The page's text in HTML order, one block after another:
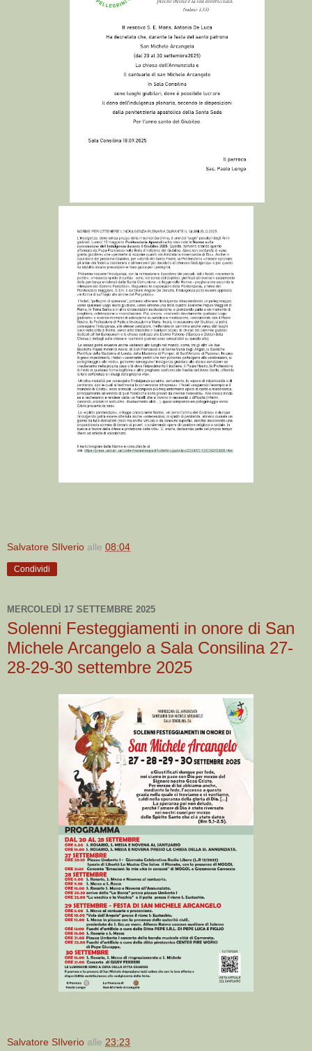
Salvatore SIlverio alle 08:04
Condividi
MERCOLEDÌ 17 SETTEMBRE 2025
Solenni Festeggiamenti in onore di San
Michele Arcangelo a Sala Consilina 27-
28-29-30 settembre 2025
Salvatore SIlverio alle 23:23